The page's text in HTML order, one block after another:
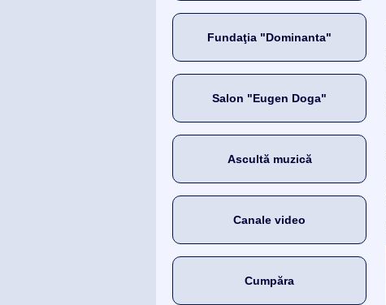
Fundaţia "Dominanta"
Salon "Eugen Doga"
Ascultă muzică
Canale video
Cumpăra